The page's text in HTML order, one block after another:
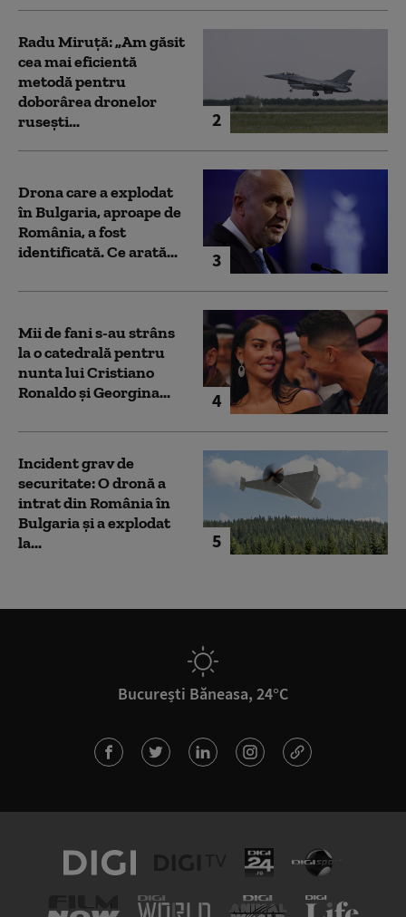
2
Radu Miruță: „Am găsit
cea mai eficientă
metodă pentru
doborârea dronelor
rusești...
3
Drona care a explodat
în Bulgaria, aproape de
România, a fost
identificată. Ce arată...
4
Mii de fani s-au strâns
la o catedrală pentru
nunta lui Cristiano
Ronaldo şi Georgina...
5
Incident grav de
securitate: O dronă a
intrat din România în
Bulgaria şi a explodat
la...
București Băneasa, 24°C